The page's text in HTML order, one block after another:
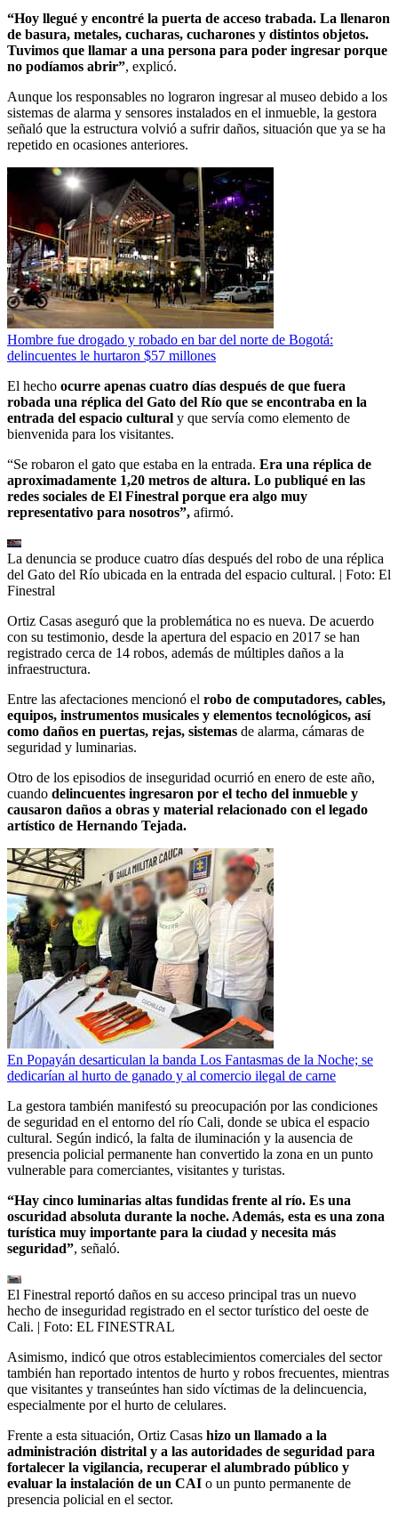
“Hoy llegué y encontré la puerta de acceso trabada. La llenaron
de basura, metales, cucharas, cucharones y distintos objetos.
Tuvimos que llamar a una persona para poder ingresar porque
no podíamos abrir”, explicó.
Aunque los responsables no lograron ingresar al museo debido a los
sistemas de alarma y sensores instalados en el inmueble, la gestora
señaló que la estructura volvió a sufrir daños, situación que ya se ha
repetido en ocasiones anteriores.
Hombre fue drogado y robado en bar del norte de Bogotá:
delincuentes le hurtaron $57 millones
El hecho ocurre apenas cuatro días después de que fuera
robada una réplica del Gato del Río que se encontraba en la
entrada del espacio cultural y que servía como elemento de
bienvenida para los visitantes.
“Se robaron el gato que estaba en la entrada. Era una réplica de
aproximadamente 1,20 metros de altura. Lo publiqué en las
redes sociales de El Finestral porque era algo muy
representativo para nosotros”, afirmó.
La denuncia se produce cuatro días después del robo de una réplica
del Gato del Río ubicada en la entrada del espacio cultural. | Foto: El
Finestral
Ortiz Casas aseguró que la problemática no es nueva. De acuerdo
con su testimonio, desde la apertura del espacio en 2017 se han
registrado cerca de 14 robos, además de múltiples daños a la
infraestructura.
Entre las afectaciones mencionó el robo de computadores, cables,
equipos, instrumentos musicales y elementos tecnológicos, así
como daños en puertas, rejas, sistemas de alarma, cámaras de
seguridad y luminarias.
Otro de los episodios de inseguridad ocurrió en enero de este año,
cuando delincuentes ingresaron por el techo del inmueble y
causaron daños a obras y material relacionado con el legado
artístico de Hernando Tejada.
En Popayán desarticulan la banda Los Fantasmas de la Noche; se
dedicarían al hurto de ganado y al comercio ilegal de carne
La gestora también manifestó su preocupación por las condiciones
de seguridad en el entorno del río Cali, donde se ubica el espacio
cultural. Según indicó, la falta de iluminación y la ausencia de
presencia policial permanente han convertido la zona en un punto
vulnerable para comerciantes, visitantes y turistas.
“Hay cinco luminarias altas fundidas frente al río. Es una
oscuridad absoluta durante la noche. Además, esta es una zona
turística muy importante para la ciudad y necesita más
seguridad”, señaló.
El Finestral reportó daños en su acceso principal tras un nuevo
hecho de inseguridad registrado en el sector turístico del oeste de
Cali. | Foto: EL FINESTRAL
Asimismo, indicó que otros establecimientos comerciales del sector
también han reportado intentos de hurto y robos frecuentes, mientras
que visitantes y transeúntes han sido víctimas de la delincuencia,
especialmente por el hurto de celulares.
Frente a esta situación, Ortiz Casas hizo un llamado a la
administración distrital y a las autoridades de seguridad para
fortalecer la vigilancia, recuperar el alumbrado público y
evaluar la instalación de un CAI o un punto permanente de
presencia policial en el sector.